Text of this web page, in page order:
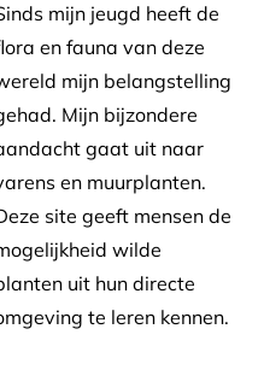
mijn jeugd heeft de
en fauna van deze
mijn belangstelling
Mijn bijzondere
gaat uit naar
en muurplanten.
site geeft mensen de
wilde
uit hun directe
te leren kennen.